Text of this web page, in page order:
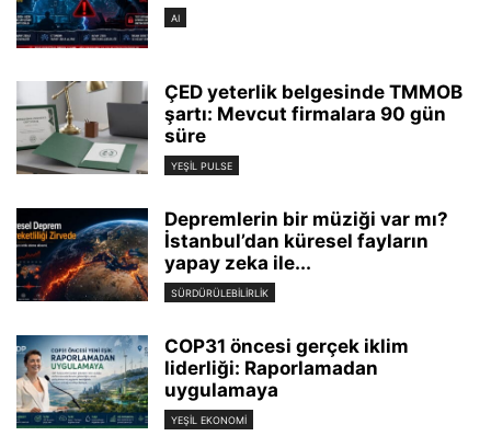
AI
ÇED yeterlik belgesinde TMMOB
şartı: Mevcut firmalara 90 gün
süre
YEŞIL PULSE
Depremlerin bir müziği var mı?
İstanbul’dan küresel fayların
yapay zeka ile...
SÜRDÜRÜLEBILIRLIK
COP31 öncesi gerçek iklim
liderliği: Raporlamadan
uygulamaya
YEŞIL EKONOMI